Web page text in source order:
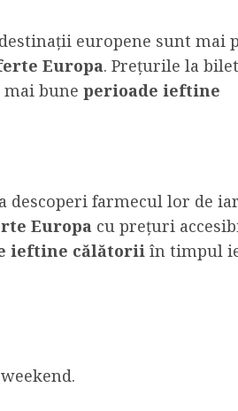
europene sunt mai
Europa. Prețurile la
mai bune perioade ieftine
descoperi farmecul lor de
Europa cu prețuri
ieftine călătorii în timpul